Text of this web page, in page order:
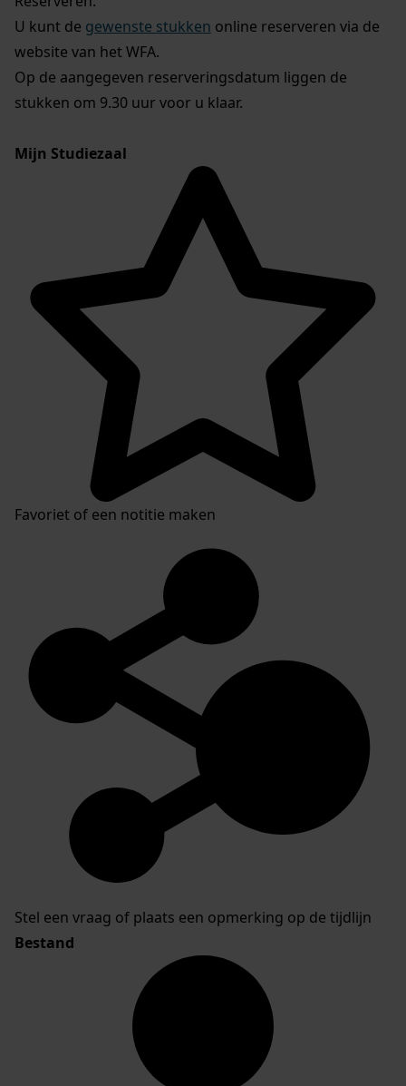
U kunt de gewenste stukken online reserveren via de
website van het WFA.
Op de aangegeven reserveringsdatum liggen de
stukken om 9.30 uur voor u klaar.
Mijn Studiezaal
Favoriet of een notitie maken
Stel een vraag of plaats een opmerking op de tijdlijn
Bestand